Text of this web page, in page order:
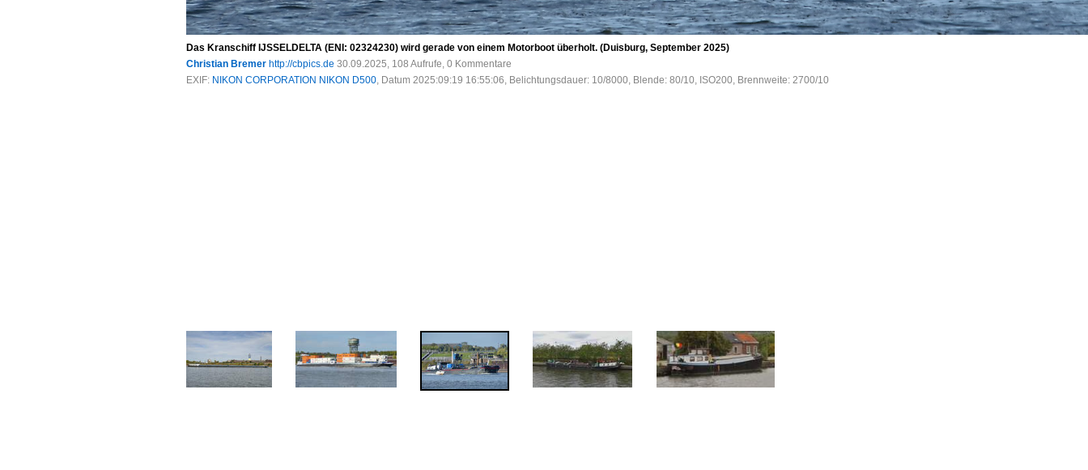
Das Kranschiff IJSSELDELTA (ENI: 02324230) wird gerade von einem Motorboot überholt. (Duisburg, September 2025)
Christian Bremer http://cbpics.de 30.09.2025, 108 Aufrufe, 0 Kommentare
EXIF: NIKON CORPORATION NIKON D500, Datum 2025:09:19 16:55:06, Belichtungsdauer: 10/8000, Blende: 80/10, ISO200, Brennweite: 2700/10